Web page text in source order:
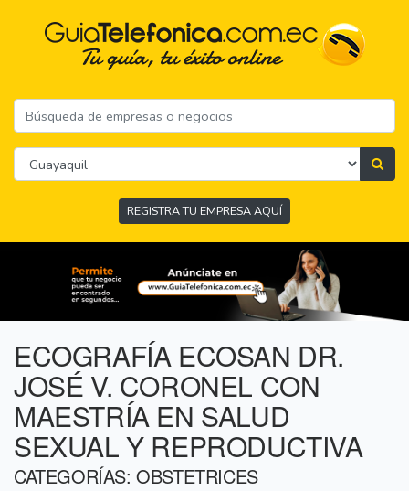
REGISTRA TU EMPRESA AQUÍ
ECOGRAFÍA ECOSAN DR.
JOSÉ V. CORONEL CON
MAESTRÍA EN SALUD
SEXUAL Y REPRODUCTIVA
CATEGORÍAS: OBSTETRICES